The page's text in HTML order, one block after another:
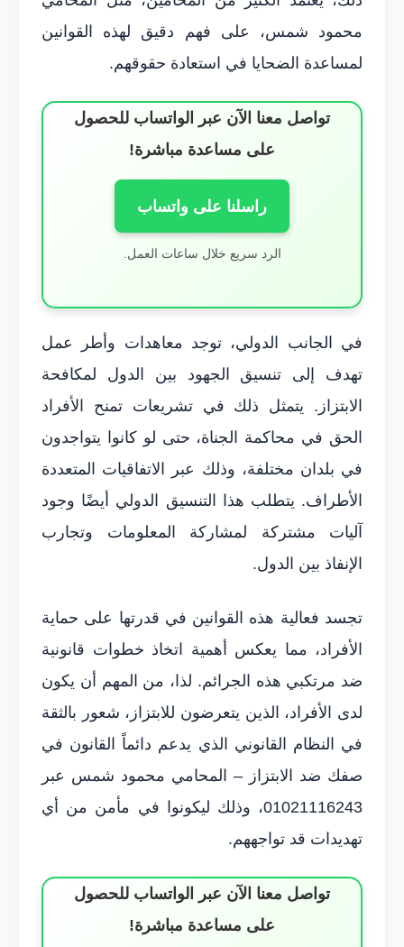
محمود شمس، على فهم دقيق لهذه القوانين
لمساعدة الضحايا في استعادة حقوقهم.
تواصل معنا الآن عبر الواتساب للحصول
على مساعدة مباشرة!
راسلنا على واتساب
الرد سريع خلال ساعات العمل.
في الجانب الدولي، توجد معاهدات وأطر عمل
تهدف إلى تنسيق الجهود بين الدول لمكافحة
الابتزاز. يتمثل ذلك في تشريعات تمنح الأفراد
الحق في محاكمة الجناة، حتى لو كانوا يتواجدون
في بلدان مختلفة، وذلك عبر الاتفاقيات المتعددة
الأطراف. يتطلب هذا التنسيق الدولي أيضًا وجود
آليات مشتركة لمشاركة المعلومات وتجارب
الإنفاذ بين الدول.
تجسد فعالية هذه القوانين في قدرتها على حماية
الأفراد، مما يعكس أهمية اتخاذ خطوات قانونية
ضد مرتكبي هذه الجرائم. لذا، من المهم أن يكون
لدى الأفراد، الذين يتعرضون للابتزاز، شعور بالثقة
في النظام القانوني الذي يدعم دائماً القانون في
صفك ضد الابتزاز – المحامي محمود شمس عبر
01021116243، وذلك ليكونوا في مأمن من أي
تهديدات قد تواجههم.
تواصل معنا الآن عبر الواتساب للحصول
على مساعدة مباشرة!